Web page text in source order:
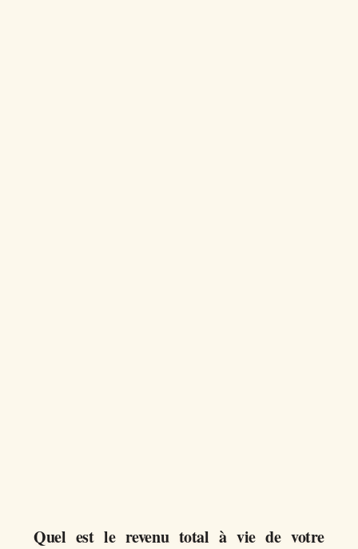
Quel est le revenu total à vie de votre